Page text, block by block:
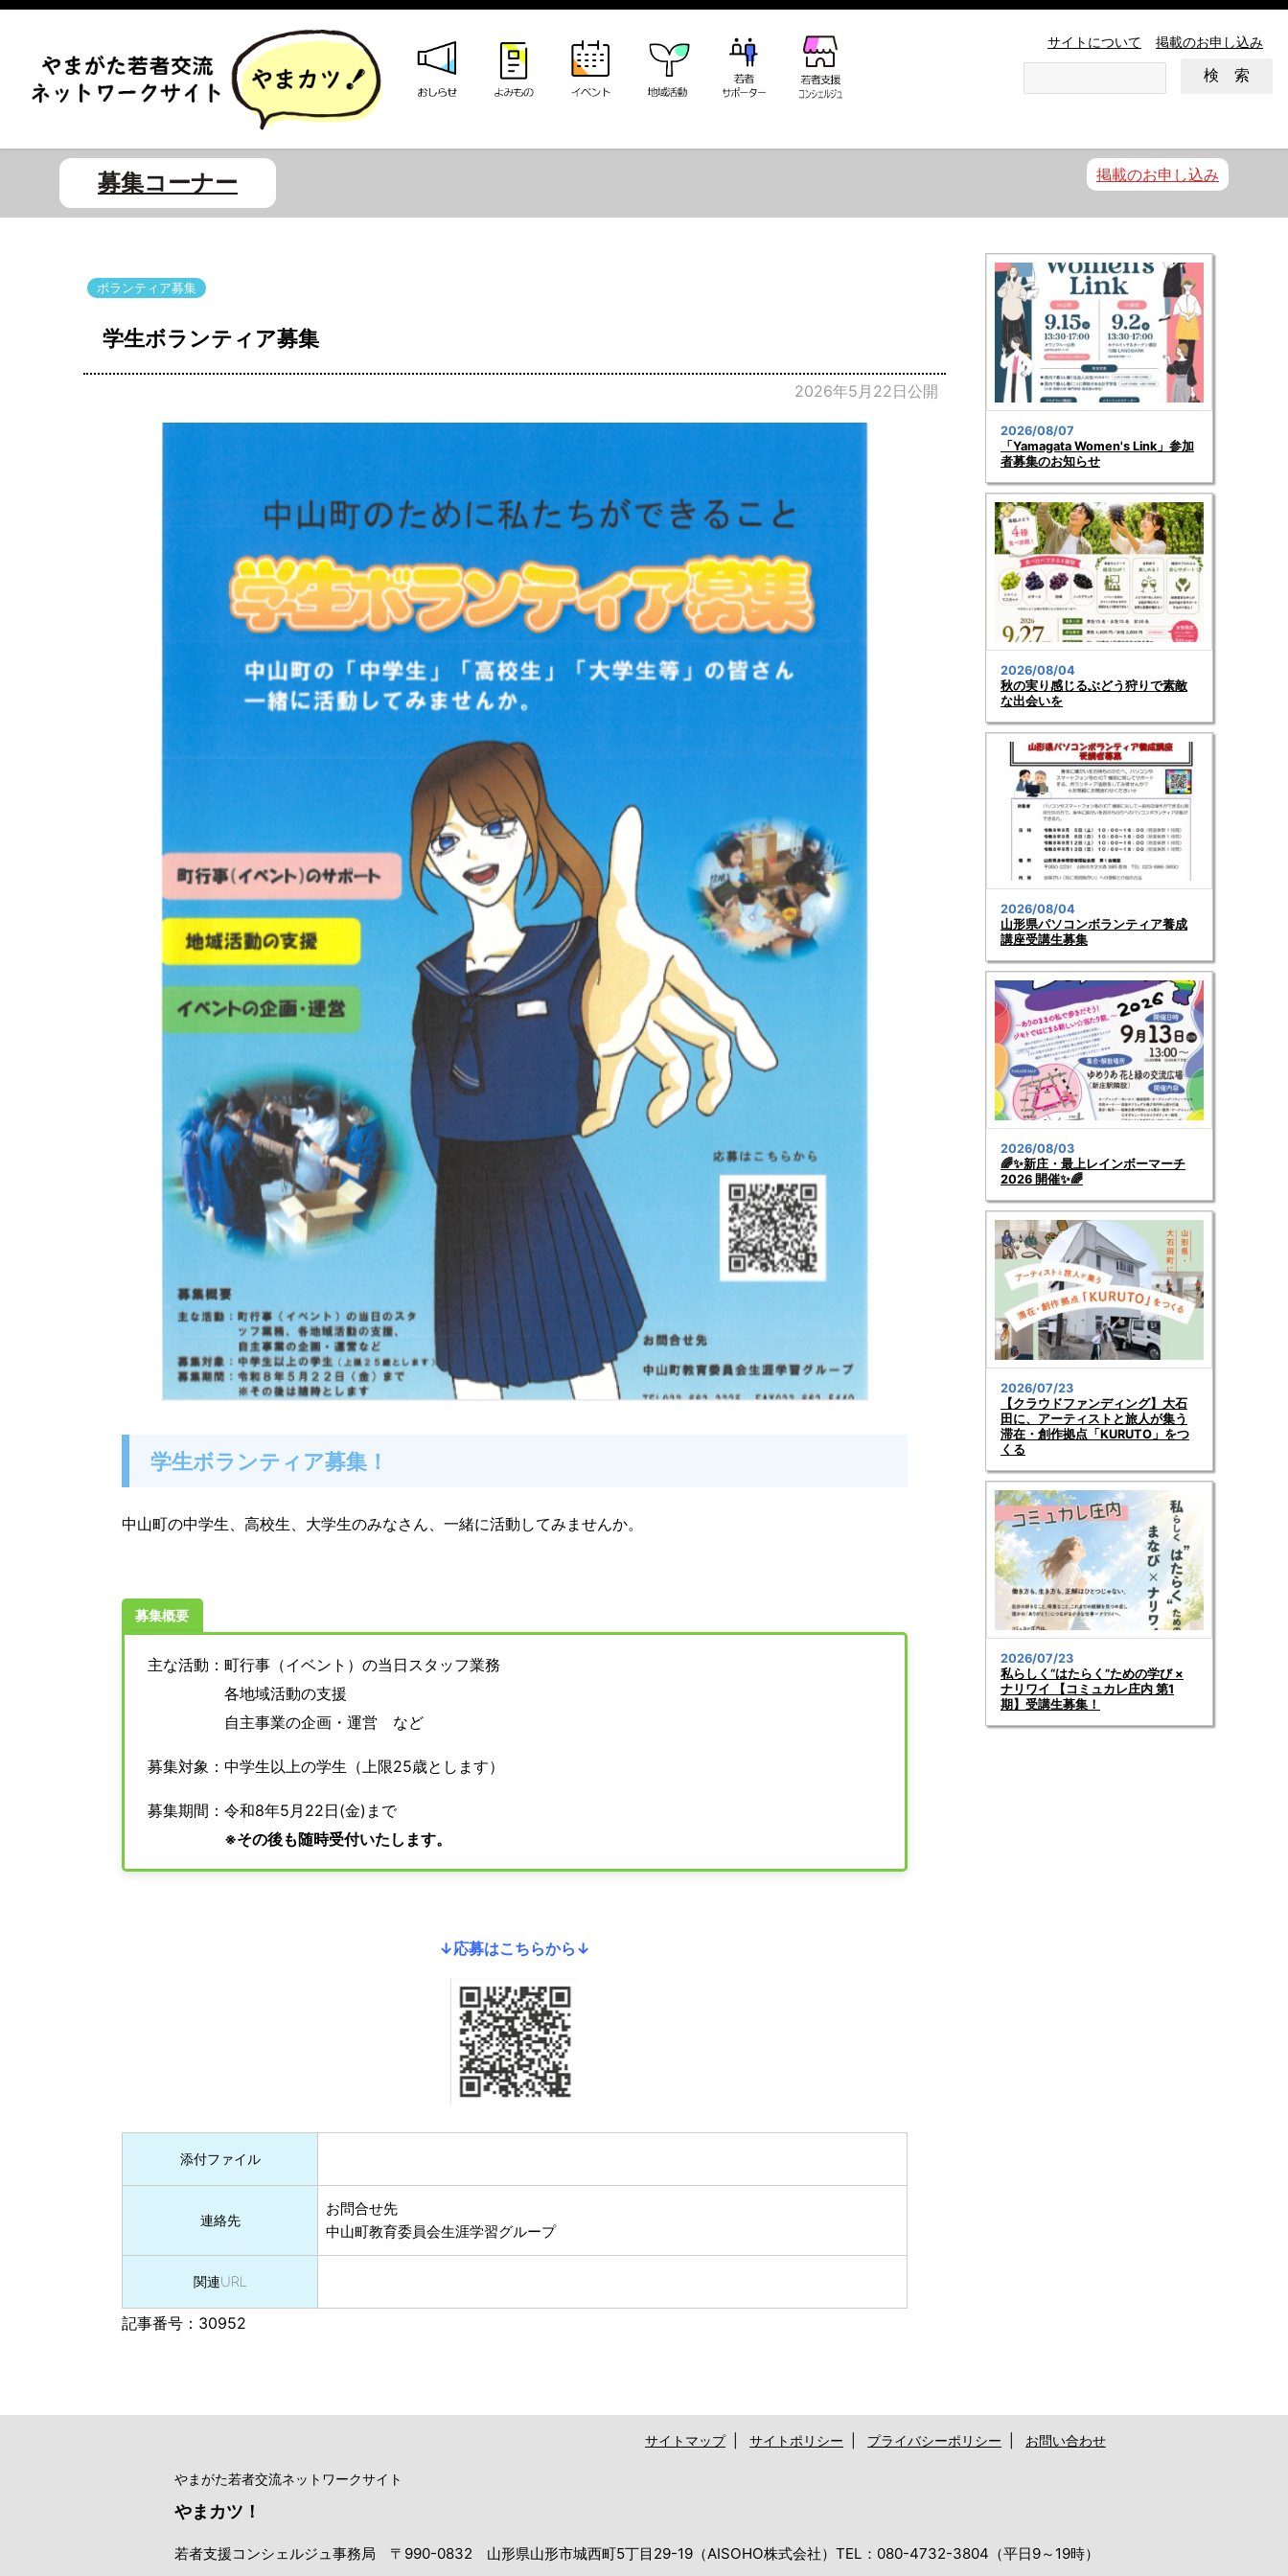
サイトについて 掲載のお申し込み
募集コーナー 掲載のお申し込み
ボランティア募集
学生ボランティア募集
2026年5月22日公開
学生ボランティア募集！
中山町の中学生、高校生、大学生のみなさん、一緒に活動してみませんか。
募集概要
主な活動：町行事（イベント）の当日スタッフ業務
各地域活動の支援
自主事業の企画・運営 など
募集対象：中学生以上の学生（上限25歳とします）
募集期間：令和8年5月22日(金)まで
※その後も随時受付いたします。
↓応募はこちらから↓
添付ファイル
連絡先
お問合せ先
中山町教育委員会生涯学習グループ
関連URL
記事番号：30952
2026/08/07
「Yamagata Women's Link」参加
者募集のお知らせ
2026/08/04
秋の実り感じるぶどう狩りで素敵
な出会いを
2026/08/04
山形県パソコンボランティア養成
講座受講生募集
2026/08/03
🌈✨新庄・最上レインボーマーチ
2026 開催✨🌈
2026/07/23
【クラウドファンディング】大石
田に、アーティストと旅人が集う
滞在・創作拠点「KURUTO」をつ
くる
2026/07/23
私らしく“はたらく”ための学び ×
ナリワイ 【コミュカレ庄内 第1
期】受講生募集！
サイトマップ サイトポリシー プライバシーポリシー お問い合わせ
やまがた若者交流ネットワークサイト
やまカツ！
若者支援コンシェルジュ事務局 〒990-0832 山形県山形市城西町5丁目29-19（AISOHO株式会社）TEL：080-4732-3804（平日9～19時）